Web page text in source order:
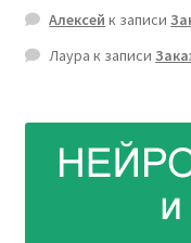
Алексей к записи
Лаура к записи